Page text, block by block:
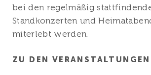
bei den regelmäßig
Standkonzerten und
miterlebt werden.
ZU DEN VERANSTALTUNGEN